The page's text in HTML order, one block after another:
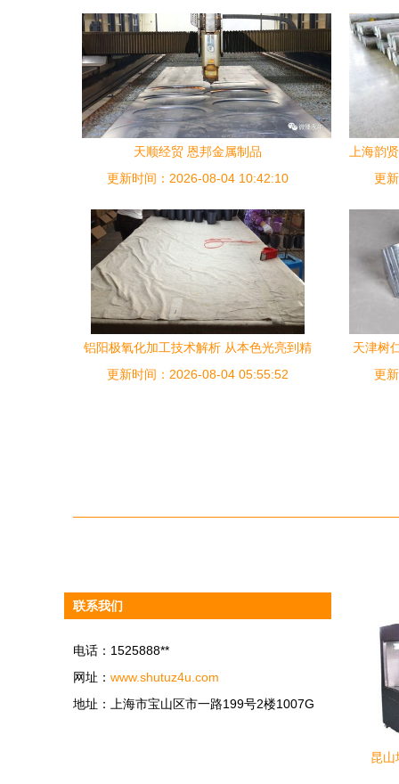
天顺经贸 恩邦金属制品
更新时间：2026-08-04 10:42:10
上海韵
从
更
铝阳极氧化加工技术解析 从本色光亮到精
准着色的工艺全流程
更新时间：2026-08-04 05:55:52
天津树
件与技
更
联系我们
电话：1525888**
网址： www.shutuz4u.com
地址：上海市宝山区市一路199号2楼1007G
昆山